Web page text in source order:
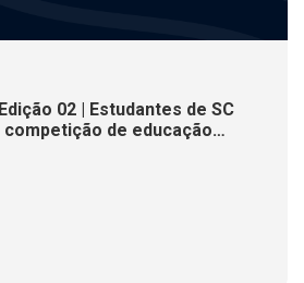
02 | Estudantes de SC
competição de educação